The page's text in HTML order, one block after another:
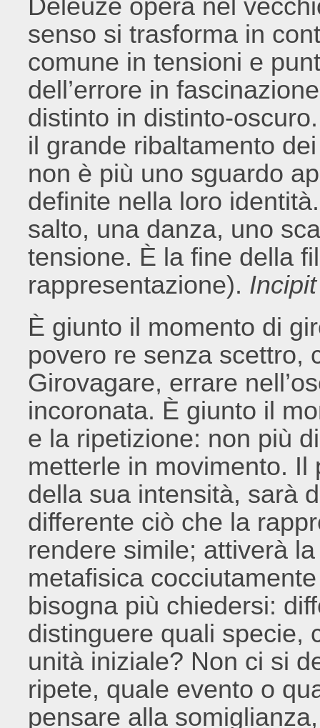
Deleuze opera nel
senso si trasforma in
comune in tensioni e
dell’errore in
distinto in distinto-
il grande ribaltamento
non è più uno sguardo
definite nella loro
salto, una danza, uno
tensione. È la fine della
rappresentazione).
È giunto il momento di
povero re senza scettro,
Girovagare, errare
incoronata. È giunto il
e la ripetizione: non più
metterle in movimento.
della sua intensità, sarà
differente ciò che la
rendere simile; attiverà
metafisica
bisogna più chiedersi:
distinguere quali specie,
unità iniziale? Non ci si
ripete, quale evento o
pensare alla